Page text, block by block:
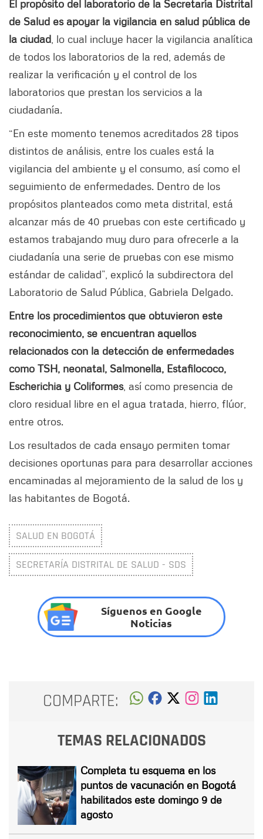
El propósito del laboratorio de la Secretaría Distrital
de Salud es apoyar la vigilancia en salud pública de
la ciudad , lo cual incluye hacer la vigilancia analítica
de todos los laboratorios de la red, además de
realizar la verificación y el control de los
laboratorios que prestan los servicios a la
ciudadanía.
“En este momento tenemos acreditados 28 tipos
distintos de análisis, entre los cuales está la
vigilancia del ambiente y el consumo, así como el
seguimiento de enfermedades. Dentro de los
propósitos planteados como meta distrital, está
alcanzar más de 40 pruebas con este certificado y
estamos trabajando muy duro para ofrecerle a la
ciudadanía una serie de pruebas con ese mismo
estándar de calidad”, explicó la subdirectora del
Laboratorio de Salud Pública, Gabriela Delgado.
Entre los procedimientos que obtuvieron este
reconocimiento, se encuentran aquellos
relacionados con la detección de enfermedades
como TSH, neonatal, Salmonella, Estafilococo,
Escherichia y Coliformes, así como presencia de
cloro residual libre en el agua tratada, hierro, flúor,
entre otros.
Los resultados de cada ensayo permiten tomar
decisiones oportunas para para desarrollar acciones
encaminadas al mejoramiento de la salud de los y
las habitantes de Bogotá.
SALUD EN BOGOTÁ
SECRETARÍA DISTRITAL DE SALUD - SDS
Síguenos en Google
Noticias
COMPARTE:
TEMAS RELACIONADOS
Completa tu esquema en los
puntos de vacunación en Bogotá
habilitados este domingo 9 de
agosto